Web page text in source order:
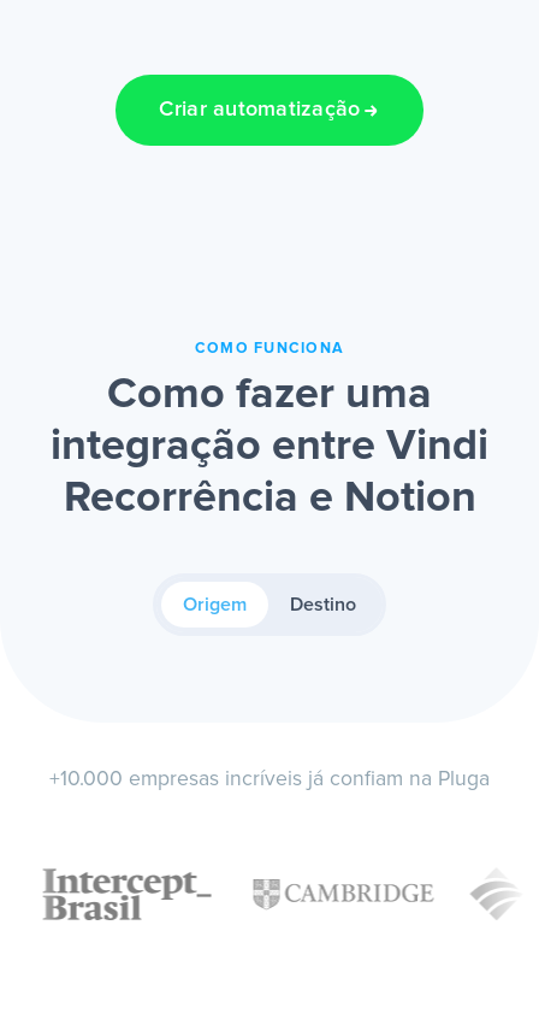
Criar automatização
COMO FUNCIONA
Como fazer uma
integração entre Vindi
Recorrência e Notion
Origem Destino
+10.000 empresas incríveis já confiam na Pluga